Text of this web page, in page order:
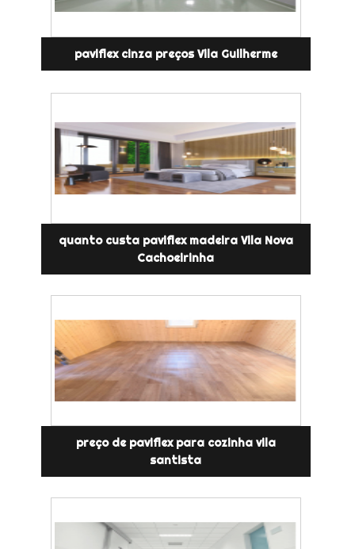
paviflex cinza preços Vila Guilherme
quanto custa paviflex madeira Vila Nova
Cachoeirinha
preço de paviflex para cozinha vila
santista